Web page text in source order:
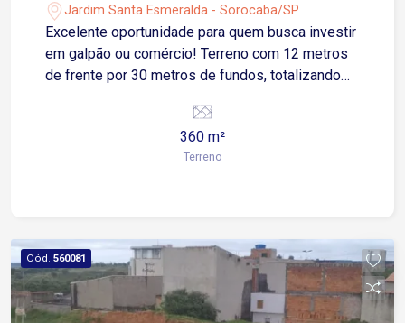
Jardim Santa Esmeralda - Sorocaba/SP
Excelente oportunidade para quem busca investir
em galpão ou comércio! Terreno com 12 metros
de frente por 30 metros de fundos, totalizando
Jardim Santa Esmeralda. Possui leve declive,
ideal para projetos de construção diferenciados.
Próximo a vias de fácil acesso, com grande
360 m²
Terreno
Cód. 560081